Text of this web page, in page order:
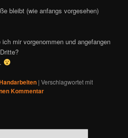
bleibt (wie anfangs vorgesehen)
mir vorgenommen und angefangen
|Verschlagwortet mit
Kommentar